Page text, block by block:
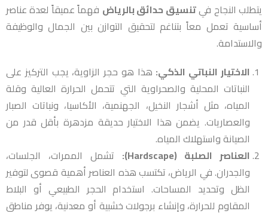
يتطلب النجاح فيتنسيق حدائق بالرياض فهماً عميقاً لعدة عناصر
أساسية تعمل معاً بتناغم لتحقيق التوازن بين الجمال والوظيفة
والاستدامة.
الاختيار النباتي الذكي: هذا هو حجر الزاوية، يجب التركيز على
النباتات المحلية والصحراوية التي تتحمل الحرارة العالية وقلة
المياه، مثل أشجار النخيل، الجهنمية، الأكاسيا، ونباتات الصبار
والعصاريات. يضمن هذا الاختيار حديقة مزدهرة بأقل قدر من
الصيانة واستهلاك المياه.
العناصر الصلبة (Hardscape):
تشمل الممرات، الجلسات،
والجدران. في الرياض، تكتسب هذه العناصر أهمية قصوى لتوفير
الظل وتحديد المساحات. استخدام الحجر الطبيعي أو البلاط
المقاوم للحرارة، وإنشاء برجولات خشبية أو معدنية، يوفر مناطق